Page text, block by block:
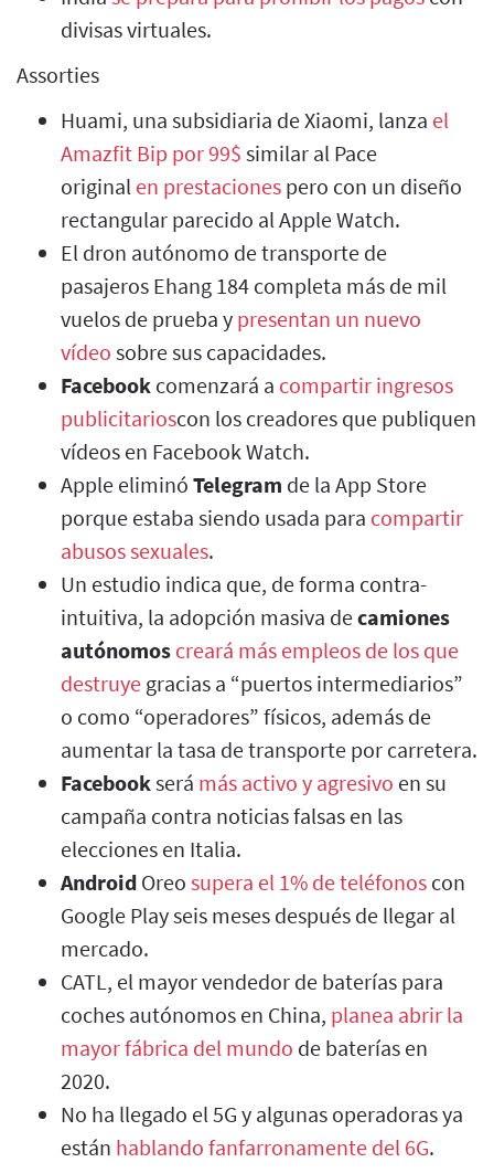
divisas virtuales.
Assorties
Huami, una subsidiaria de Xiaomi, lanza el
Amazfit Bip por 99$ similar al Pace
original en prestaciones pero con un diseño
rectangular parecido al Apple Watch.
El dron autónomo de transporte de
pasajeros Ehang 184 completa más de mil
vuelos de prueba y presentan un nuevo
vídeo sobre sus capacidades.
Facebook comenzará a compartir ingresos
publicitarioscon los creadores que publiquen
vídeos en Facebook Watch.
Apple eliminó Telegram de la App Store
porque estaba siendo usada para compartir
abusos sexuales.
Un estudio indica que, de forma contra-
intuitiva, la adopción masiva decamiones
autónomos creará más empleos de los que
destruye gracias a “puertos intermediarios”
o como “operadores” físicos, además de
aumentar la tasa de transporte por carretera.
Facebookserá más activo y agresivo en su
campaña contra noticias falsas en las
elecciones en Italia.
Android Oreo supera el 1% de teléfonos con
Google Play seis meses después de llegar al
mercado.
CATL, el mayor vendedor de baterías para
coches autónomos en China, planea abrir la
mayor fábrica del mundo de baterías en
2020.
No ha llegado el 5G y algunas operadoras ya
están hablando fanfarronamente del 6G.